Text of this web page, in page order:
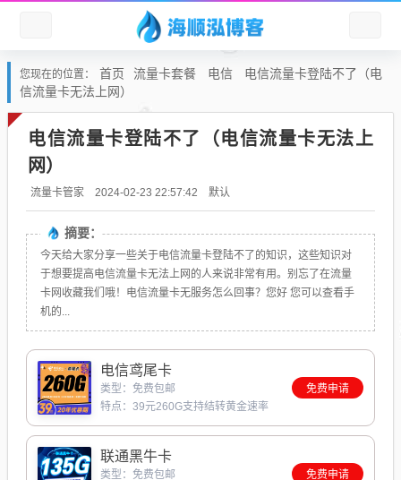
您现在的位置： 首页 流量卡套餐 电信
电信流量卡登陆不了（电
信流量卡无法上网）
电信流量卡登陆不了（电信流量卡无法上
网）
流量卡管家 2024-02-23 22:57:42 默认
摘要：
今天给大家分享一些关于电信流量卡登陆不了的知识，这些知识对
于想要提高电信流量卡无法上网的人来说非常有用。别忘了在流量
卡网收藏我们哦！电信流量卡无服务怎么回事？您好 您可以查看手
机的...
电信鸢尾卡
类型：免费包邮
特点：39元260G支持结转黄金速率
免费申请
联通黑牛卡
类型：免费包邮
免费申请